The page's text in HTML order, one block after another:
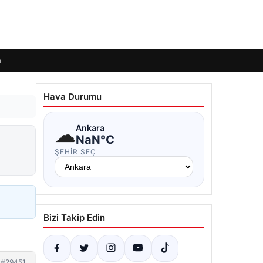
Hava Durumu
☁Ankara
NaN°C
ŞEHIR SEÇ
Bizi Takip Edin